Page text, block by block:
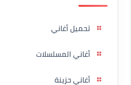
تحميل أغاني
أغاني المسلسلات
أغاني حزينة